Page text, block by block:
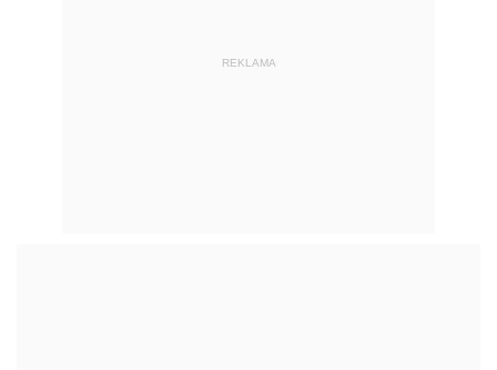
REKLAMA